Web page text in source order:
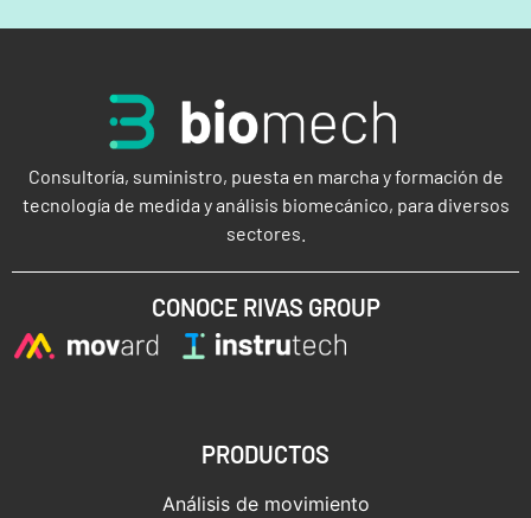
Consultoría, suministro, puesta en marcha y formación de
tecnología de medida y análisis biomecánico, para diversos
sectores.
CONOCE RIVAS GROUP
PRODUCTOS
Análisis de movimiento